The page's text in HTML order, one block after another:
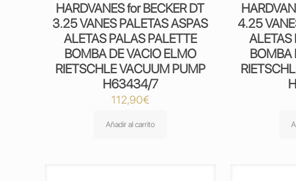
HARDVANES for BECKER DT
3.25 VANES PALETAS ASPAS
ALETAS PALAS PALETTE
BOMBA DE VACIO ELMO
RIETSCHLE VACUUM PUMP
H63434/7
112,90€
Añadir al carrito
4.25
ALETAS
BOMBA